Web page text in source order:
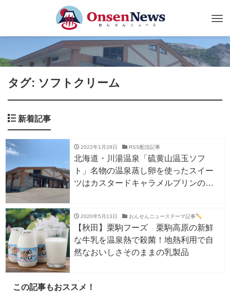
タグ: ソフトクリーム
新着記事
2022年1月28日 RSS配信記事
北海道・川湯温泉「硫黄山温玉ソフ
ト」名物の温泉蒸し卵を使ったスイー
ツはカスタードキャラメルプリンの味
2020年5月13日 おんせんニューステーマ記事
【秋田】栗駒フーズ 栗駒高原の新鮮
な牛乳を温泉熱で殺菌！地熱利用で自
然なおいしさそのままの乳製品
この記事もおススメ！